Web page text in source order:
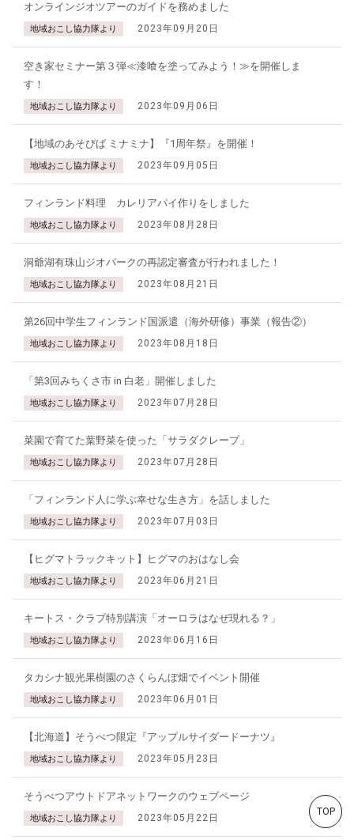
オンラインジオツアーのガイドを務めました
地域おこし協力隊より 2023年09月20日
空き家セミナー第３弾≪漆喰を塗ってみよう！≫を開催しま
す！
地域おこし協力隊より 2023年09月06日
【地域のあそびば ミナミナ】『1周年祭』を開催！
地域おこし協力隊より 2023年09月05日
フィンランド料理 カレリアパイ作りをしました
地域おこし協力隊より 2023年08月28日
洞爺湖有珠山ジオパークの再認定審査が行われました！
地域おこし協力隊より 2023年08月21日
第26回中学生フィンランド国派遣（海外研修）事業（報告②）
地域おこし協力隊より 2023年08月18日
「第3回みちくさ市 in 白老」開催しました
地域おこし協力隊より 2023年07月28日
菜園で育てた葉野菜を使った「サラダクレープ」
地域おこし協力隊より 2023年07月28日
「フィンランド人に学ぶ幸せな生き方」を話しました
地域おこし協力隊より 2023年07月03日
【ヒグマトラックキット】ヒグマのおはなし会
地域おこし協力隊より 2023年06月21日
キートス・クラブ特別講演「オーロラはなぜ現れる？」
地域おこし協力隊より 2023年06月16日
タカシナ観光果樹園のさくらんぼ畑でイベント開催
地域おこし協力隊より 2023年06月01日
【北海道】そうべつ限定『アップルサイダードーナツ』
地域おこし協力隊より 2023年05月23日
そうべつアウトドアネットワークのウェブページ
地域おこし協力隊より 2023年05月22日
TOP